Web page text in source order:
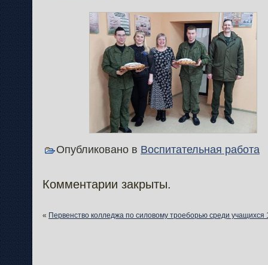
Опубликовано в Воспитательная работа
Комментарии закрыты.
« Первенство колледжа по силовому троеборью среди учащихся